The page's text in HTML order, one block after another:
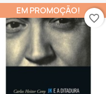
EM PROMOÇÃO!
favorite_border